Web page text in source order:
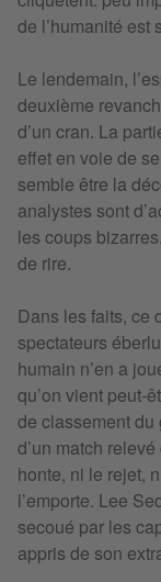
de l’humanité est
Le lendemain,
deuxième
d’un cran. La
effet en voie de
semble être la
analystes sont
les coups
de rire.
Dans les faits, ce
spectateurs
humain n’en a
qu’on vient peut-
de classement du
d’un match
honte, ni le rejet,
l’emporte. Lee
secoué par les
appris de son